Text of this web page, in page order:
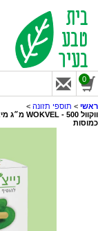
0
ראשי > תוספי תזונה >
כמוסות